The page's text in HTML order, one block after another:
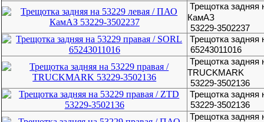
Трещотка
КамАЗ
53229-3502237
Трещотка задняя
65243011016
Трещотка задняя
TRUCKMARK
53229-3502136
Трещотка задняя
53229-3502136
Трещотка